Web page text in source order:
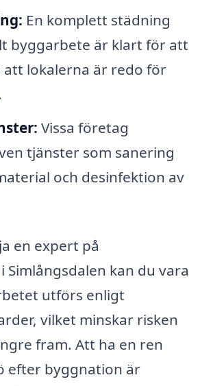
En komplett städning
byggarbete är klart för att
att lokalerna är redo för
Vissa företag
tjänster som sanering
och desinfektion av
en expert på
Simlångsdalen kan du vara
utförs enligt
vilket minskar risken
fram. Att ha en ren
efter byggnation är